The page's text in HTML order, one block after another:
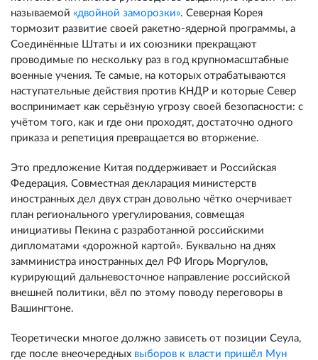
называемой «двойной заморозки». Северная Корея
тормозит развитие своей ракетно-ядерной программы, а
Соединённые Штаты и их союзники прекращают
проводимые по нескольку раз в год крупномасштабные
военные учения. Те самые, на которых отрабатываются
наступательные действия против КНДР и которые Север
воспринимает как серьёзную угрозу своей безопасности: с
учётом того, как и где они проходят, достаточно одного
приказа и репетиция превращается во вторжение.
Это предложение Китая поддерживает и Российская
Федерация. Совместная декларация министерств
иностранных дел двух стран довольно чётко очерчивает
план регионального урегулирования, совмещая
инициативы Пекина с разработанной российскими
дипломатами «дорожной картой». Буквально на днях
замминистра иностранных дел РФ Игорь Моргулов,
курирующий дальневосточное направление российской
внешней политики, вёл по этому поводу переговоры в
Вашингтоне.
Теоретически многое должно зависеть от позиции Сеула,
где после внеочередных выборов к власти пришёл Мун